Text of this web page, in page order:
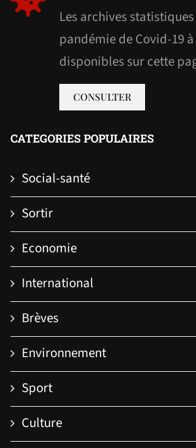
Les archives
pandémie de Covid-19
disponibles sur cette
CONSULTER
CATEGORIES POPULAIRES
Social-santé
Sortir
Economie
International
Brèves
Environnement
Sport
Culture